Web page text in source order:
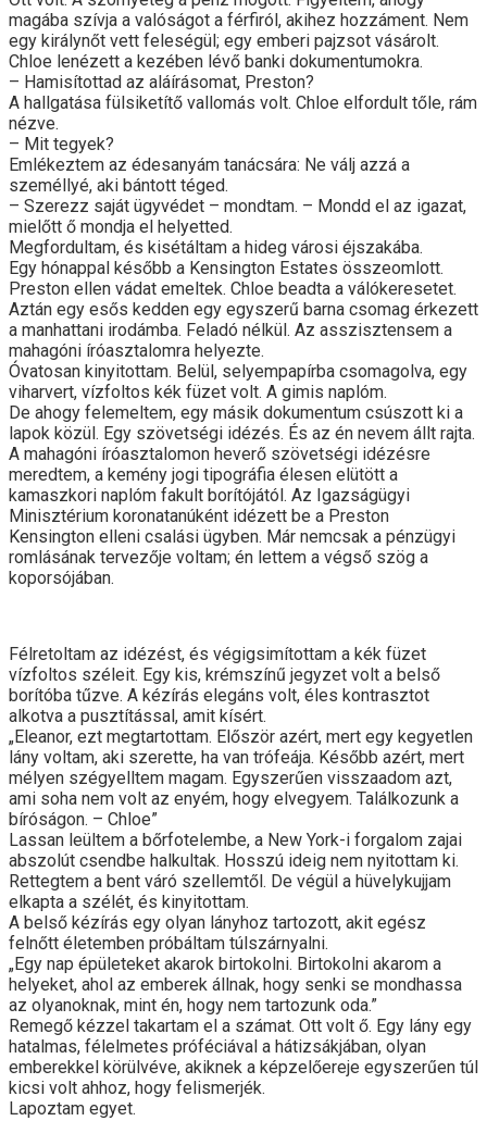
magába szívja a valóságot a férfiról, akihez hozzáment. Nem
egy királynőt vett feleségül; egy emberi pajzsot vásárolt.
Chloe lenézett a kezében lévő banki dokumentumokra.
– Hamisítottad az aláírásomat, Preston?
A hallgatása fülsiketítő vallomás volt. Chloe elfordult tőle, rám
nézve.
– Mit tegyek?
Emlékeztem az édesanyám tanácsára: Ne válj azzá a
személlyé, aki bántott téged.
– Szerezz saját ügyvédet – mondtam. – Mondd el az igazat,
mielőtt ő mondja el helyetted.
Megfordultam, és kisétáltam a hideg városi éjszakába.
Egy hónappal később a Kensington Estates összeomlott.
Preston ellen vádat emeltek. Chloe beadta a válókeresetet.
Aztán egy esős kedden egy egyszerű barna csomag érkezett
a manhattani irodámba. Feladó nélkül. Az asszisztensem a
mahagóni íróasztalomra helyezte.
Óvatosan kinyitottam. Belül, selyempapírba csomagolva, egy
viharvert, vízfoltos kék füzet volt. A gimis naplóm.
De ahogy felemeltem, egy másik dokumentum csúszott ki a
lapok közül. Egy szövetségi idézés. És az én nevem állt rajta.
A mahagóni íróasztalomon heverő szövetségi idézésre
meredtem, a kemény jogi tipográfia élesen elütött a
kamaszkori naplóm fakult borítójától. Az Igazságügyi
Minisztérium koronatanúként idézett be a Preston
Kensington elleni csalási ügyben. Már nemcsak a pénzügyi
romlásának tervezője voltam; én lettem a végső szög a
koporsójában.
Félretoltam az idézést, és végigsimítottam a kék füzet
vízfoltos széleit. Egy kis, krémszínű jegyzet volt a belső
borítóba tűzve. A kézírás elegáns volt, éles kontrasztot
alkotva a pusztítással, amit kísért.
„Eleanor, ezt megtartottam. Először azért, mert egy kegyetlen
lány voltam, aki szerette, ha van trófeája. Később azért, mert
mélyen szégyelltem magam. Egyszerűen visszaadom azt,
ami soha nem volt az enyém, hogy elvegyem. Találkozunk a
bíróságon. – Chloe”
Lassan leültem a bőrfotelembe, a New York-i forgalom zajai
abszolút csendbe halkultak. Hosszú ideig nem nyitottam ki.
Rettegtem a bent váró szellemtől. De végül a hüvelykujjam
elkapta a szélét, és kinyitottam.
A belső kézírás egy olyan lányhoz tartozott, akit egész
felnőtt életemben próbáltam túlszárnyalni.
„Egy nap épületeket akarok birtokolni. Birtokolni akarom a
helyeket, ahol az emberek állnak, hogy senki se mondhassa
az olyanoknak, mint én, hogy nem tartozunk oda.”
Remegő kézzel takartam el a számat. Ott volt ő. Egy lány egy
hatalmas, félelmetes próféciával a hátizsákjában, olyan
emberekkel körülvéve, akiknek a képzelőereje egyszerűen túl
kicsi volt ahhoz, hogy felismerjék.
Lapoztam egyet.